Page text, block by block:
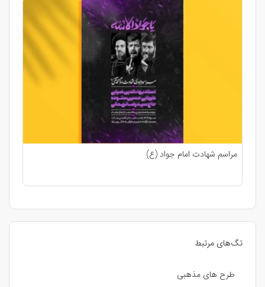
تگ‌های مرتبط
طرح های مذهبی
مراسم شهادت امام جواد (ع)